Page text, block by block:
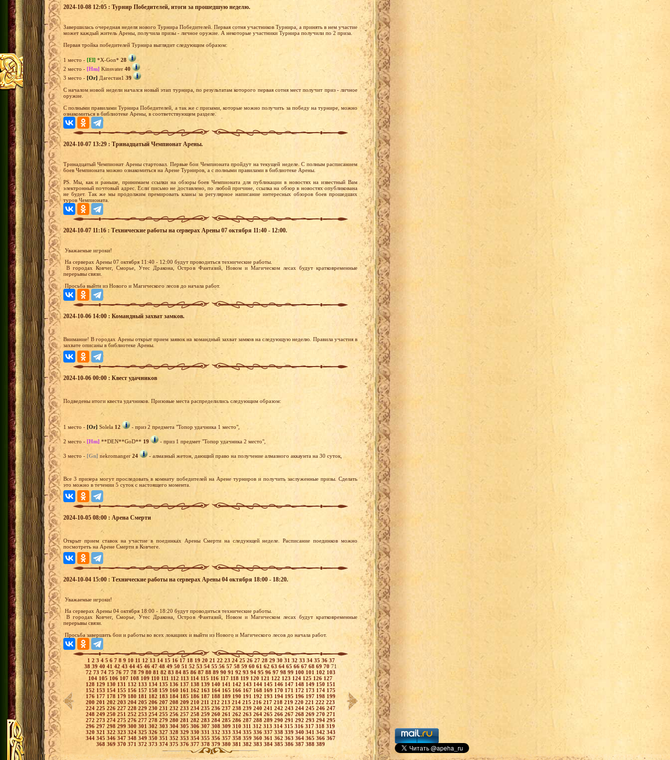
2024-10-08 12:05 : Турнир Победителей, итоги за прошедшую неделю.
Завершилась очередная неделя нового Турнира Победителей. Первая сотня участников Турнира, а принять в нем участие
может каждый житель Арены, получила призы - личное оружие. А некоторые участники Турнира получили по 2 приза.
Первая тройка победителей Турнира выглядит следующим образом:
1 место - [El] *X-Gon* 28
2 место - [Hm] Kinsvater 40
3 место - [Or] Дагестан1 39
С началом новой недели начался новый этап турнира, по результатам которого первая сотня мест получит приз - личное
оружие.
С полными правилами Турнира Победителей, а так же с призами, которые можно получить за победу на турнире, можно
ознакомиться в библиотеке Арены, в соответствующем разделе.
2024-10-07 13:29 : Тринадцатый Чемпионат Арены.
Тринадцатый Чемпионат Арены стартовал. Первые бои Чемпионата пройдут на текущей неделе. С полным расписанием
боев Чемпионата можно ознакомиться на Арене Турниров, а с полными правилами в библиотеке Арены.
PS. Мы, как и раньше, принимаем ссылки на обзоры боев Чемпионата для публикации в новостях на известный Вам
электронный почтовый адрес. Если письмо не доставлено, по любой причине, ссылка на обзор в новостях опубликована
не будет. Так же мы продолжим премировать кланы за регулярное написание интересных обзоров боев прошедших
туров Чемпионата.
2024-10-07 11:16 : Технические работы на серверах Арены 07 октября 11:40 - 12:00.
Уважаемые игроки!
На серверах Арены 07 октября 11:40 - 12:00 будут проводиться технические работы.
В городах Ковчег, Сморье, Утес Дракона, Остров Фантазий, Новом и Магическом лесах будут кратковременные
перерывы связи.
Просьба выйти из Нового и Магического лесов до начала работ.
2024-10-06 14:00 : Командный захват замков.
Внимание! В городах Арены открыт прием заявок на командный захват замков на следующую неделю. Правила участия в
захвате описаны в библиотеке Арены.
2024-10-06 00:00 : Квест удачников
Подведены итоги квеста удачников. Призовые места распределились следующим образом:
1 место - [Or] Solela 12 - приз 2 предмета "Топор удачника 1 место",
2 место - [Hm] **DEN**GoD** 19 - приз 1 предмет "Топор удачника 2 место",
3 место - [Gn] nekromanger 24 - алмазный жетон, дающий право на получение алмазного аккаунта на 30 суток,
Все 3 призера могут проследовать в комнату победителей на Арене турниров и получить заслуженные призы. Сделать
это можно в течении 5 суток с настоящего момента.
2024-10-05 08:00 : Арена Смерти
Открыт прием ставок на участие в поединках Арены Смерти на следующей неделе. Расписание поединков можно
посмотреть на Арене Смерти в Ковчеге.
2024-10-04 15:00 : Технические работы на серверах Арены 04 октября 18:00 - 18:20.
Уважаемые игроки!
На серверах Арены 04 октября 18:00 - 18:20 будут проводиться технические работы.
В городах Ковчег, Сморье, Утес Дракона, Остров Фантазий, Новом и Магическом лесах будут кратковременные
перерывы связи.
Просьба завершить бои и работы во всех локациях и выйти из Нового и Магического лесов до начала работ.
1 2 3 4 5 6 7 8 9 10 11 1213 14 15 16 17 18 19 20 21 22 23 24 25 26 27 28 29 30 31 32 33 34 35 36 37
38 39 40 41 42 43 44 45 46 47 48 49 50 51 52 53 54 55 56 57 58 5960 61 62 63 64 65 66 67 68 69 70 71
72 73 74 75 76 77 78 79 80 81 82 83 84 85 86 87 88 89 90 91 92 93 94 95 96 97 98 99 100 101 102 103
104 105 106 107 108 109 110 111 112 113 114 115 116 117 118 119 120 121 122 123 124 125 126 127
128 129 130 131 132 133 134 135 136 137 138 139 140 141 142 143 144 145 146 147 148 149 150 151
152 153 154 155 156 157 158 159 160 161162 163 164 165 166 167 168 169 170 171 172 173 174 175
176 177 178 179 180 181 182 183 184 185 186 187 188 189 190 191 192 193 194 195 196 197 198 199
200 201 202 203 204 205 206 207 208 209 210 211 212 213 214 215 216 217 218 219 220 221 222 223
224 225 226 227 228 229 230 231 232 233 234 235 236237 238 239 240 241 242 243 244 245 246 247
248 249 250 251 252 253 254 255 256 257 258 259 260 261 262 263 264 265 266 267 268 269 270 271
272 273 274 275 276 277 278 279 280 281 282 283 284 285 286 287 288 289 290 291 292 293 294 295
296 297 298 299 300 301 302 303 304 305 306 307 308 309 310 311 312 313 314 315 316 317 318 319
320 321 322 323 324 325 326 327 328 329 330 331 332 333 334 335 336 337 338 339 340 341 342 343
344 345 346 347 348 349 350 351 352 353 354 355 356 357 358 359 360 361 362 363 364 365 366 367
368 369 370 371 372 373 374 375 376 377 378 379 380 381 382 383 384 385 386 387 388 389